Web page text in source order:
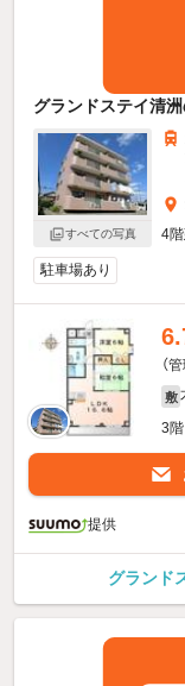
グランドステイ清
すべての写真
4
駐車場あり
（
敷
3
提供
グランド